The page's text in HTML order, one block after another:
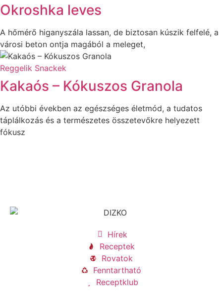
Okroshka leves
A hőmérő higanyszála lassan, de biztosan kúszik felfelé, a
városi beton ontja magából a meleget,
Reggelik Snackek
Kakaós – Kókuszos Granola
Az utóbbi években az egészséges életmód, a tudatos
táplálkozás és a természetes összetevőkre helyezett
fókusz
Hírek
Receptek
Rovatok
Fenntartható
Receptklub